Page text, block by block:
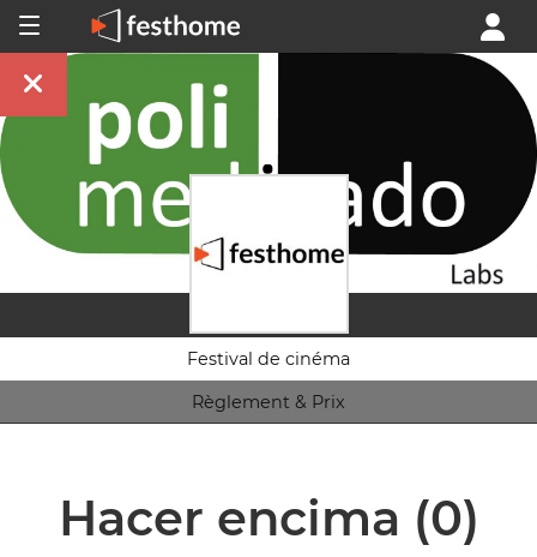
Festival de cinéma
Règlement & Prix
Hacer encima (0)